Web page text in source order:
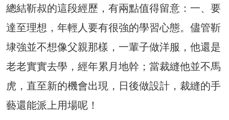
總結靳叔的這段經歷，有兩點值得留意：一、要
達至理想，年輕人要有很強的學習心態。儘管靳
埭強並不想像父親那樣，一輩子做洋服，他還是
老老實實去學，經年累月地幹；當裁縫他並不馬
虎，直至新的機會出現，日後做設計，裁縫的手
藝還能派上用場呢！